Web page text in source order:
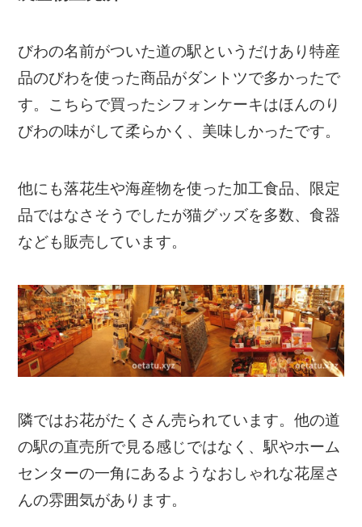
びわの名前がついた道の駅というだけあり特産
品のびわを使った商品がダントツで多かったで
す。こちらで買ったシフォンケーキはほんのり
びわの味がして柔らかく、美味しかったです。
他にも落花生や海産物を使った加工食品、限定
品ではなさそうでしたが猫グッズを多数、食器
なども販売しています。
隣ではお花がたくさん売られています。他の道
の駅の直売所で見る感じではなく、駅やホーム
センターの一角にあるようなおしゃれな花屋さ
んの雰囲気があります。